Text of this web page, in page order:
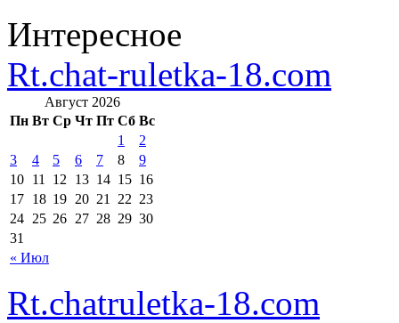
Интересное
Rt.chat-ruletka-18.com
Август 2026
Пн Вт Ср Чт Пт Сб Вс
« Июл
1
2
3
4 5 6 7 8
9
10 11 12 13 14 15 16
17 18 19 20 21 22 23
24 25 26 27 28 29 30
31
Rt.chatruletka-18.com